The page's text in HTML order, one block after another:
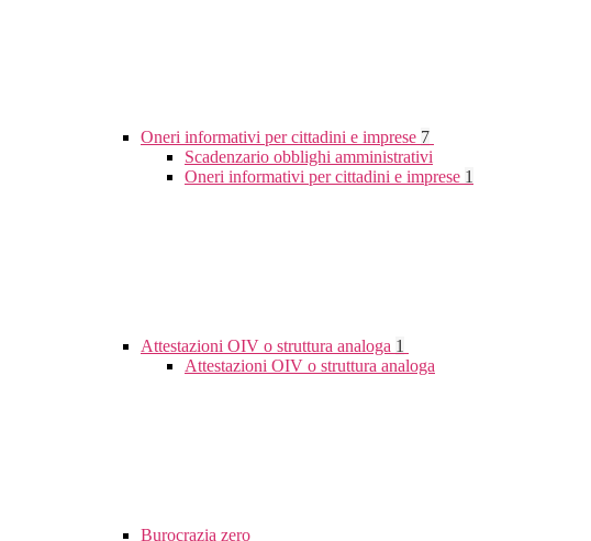
Oneri informativi per cittadini e imprese 7
Scadenzario obblighi amministrativi
Oneri informativi per cittadini e imprese 1
Attestazioni OIV o struttura analoga 1
Attestazioni OIV o struttura analoga
Burocrazia zero